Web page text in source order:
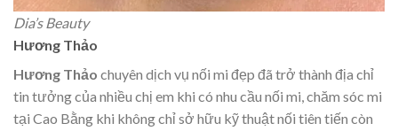
Dia’s Beauty
Hương Thảo
Hương Thảo chuyên dịch vụ nối mi đẹp đã trở thành địa chỉ
tin tưởng của nhiều chị em khi có nhu cầu nối mi, chăm sóc mi
tại Cao Bằng khi không chỉ sở hữu kỹ thuật nối tiên tiến còn